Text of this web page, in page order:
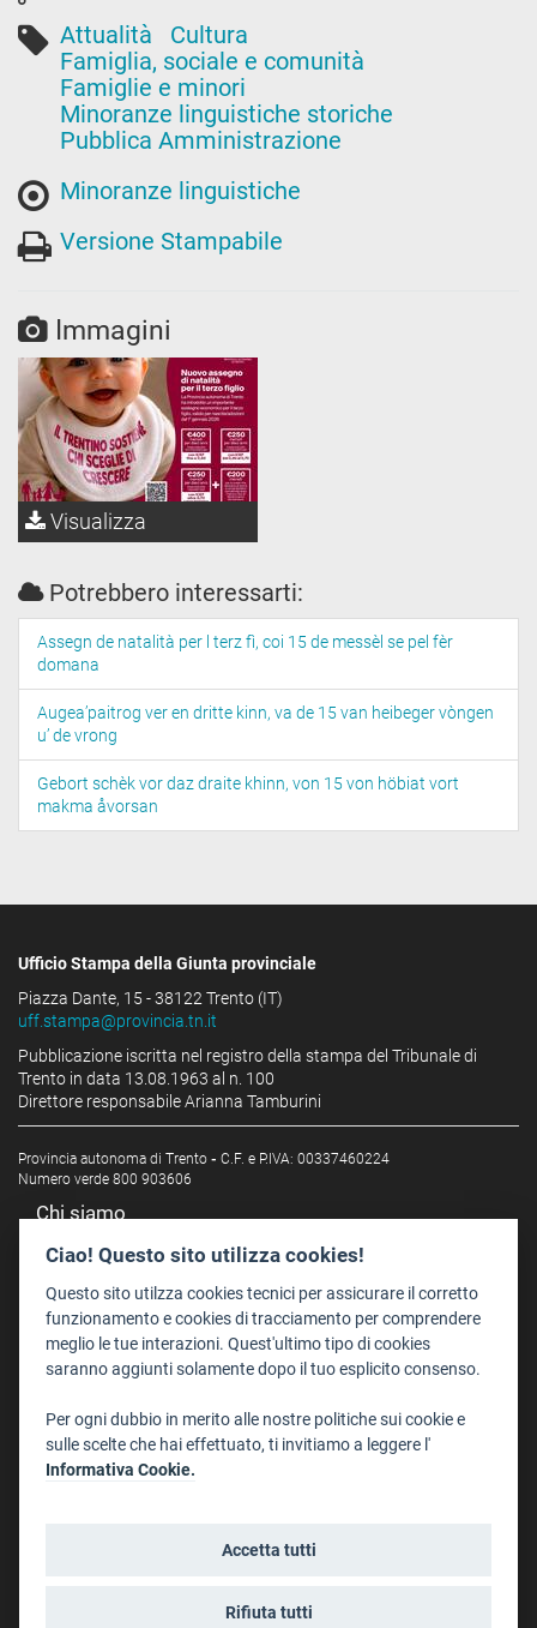
Attualità
Cultura
Famiglia, sociale e comunità
Famiglie e minori
Minoranze linguistiche storiche
Pubblica Amministrazione
Minoranze linguistiche
Versione Stampabile
Immagini
Visualizza
Potrebbero interessarti:
Assegn de natalità per l terz fì, coi 15 de messèl se pel fèr
domana
Augea’paitrog ver en dritte kinn, va de 15 van heibeger vòngen
u’ de vrong
Gebort schèk vor daz draite khinn, von 15 von höbiat vort
makma åvorsan
Ufficio Stampa della Giunta provinciale
Piazza Dante, 15 - 38122 Trento (IT)
uff.stampa@provincia.tn.it
Pubblicazione iscritta nel registro della stampa del Tribunale di
Trento in data 13.08.1963 al n. 100
Direttore responsabile Arianna Tamburini
Provincia autonoma di Trento - C.F. e P.IVA: 00337460224
Numero verde 800 903606
Chi siamo
Redazione
Staff
Format - Centro Audiovisivi
Trentino Film Commission
Dove Siamo
Struttura di riferimento
Ciao! Questo sito utilizza cookies!
Questo sito utilzza cookies tecnici per assicurare il corretto
funzionamento e cookies di tracciamento per comprendere
meglio le tue interazioni. Quest'ultimo tipo di cookies
saranno aggiunti solamente dopo il tuo esplicito consenso.
Per ogni dubbio in merito alle nostre politiche sui cookie e
sulle scelte che hai effettuato, ti invitiamo a leggere l'
Informativa Cookie.
Accetta tutti
Rifiuta tutti